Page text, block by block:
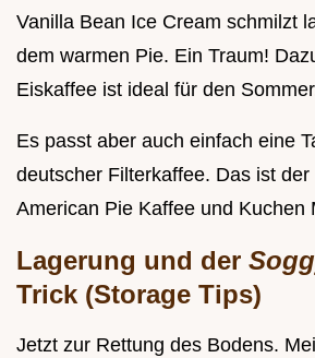
Vanilla Bean Ice Cream schmilzt
dem warmen Pie. Ein Traum!
Eiskaffee ist ideal für den
Es passt aber auch einfach eine
deutscher Filterkaffee. Das ist der
American Pie Kaffee und Kuchen
Lagerung und der
Trick (Storage Tips)
Jetzt zur Rettung des Bodens.